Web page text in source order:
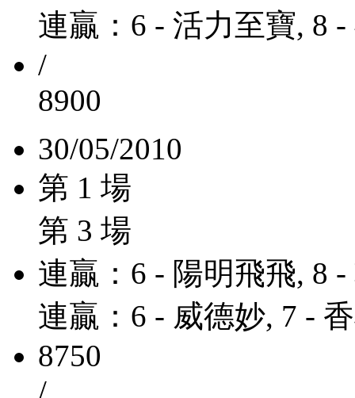
連贏：6 - 活力至寶, 8
/
8900
30/05/2010
第 1 場
第 3 場
連贏：6 - 陽明飛飛, 8
連贏：6 - 威德妙, 7 -
8750
/